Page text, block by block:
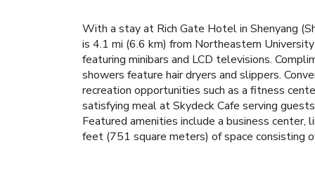
With a stay at Rich Gate Hotel in Shenyang
is 4.1 mi (6.6 km) from Northeastern
featuring minibars and LCD televisions.
showers feature hair dryers and slippers.
recreation opportunities such as a fitness
satisfying meal at Skydeck Cafe serving
Featured amenities include a business
feet (751 square meters) of space consisting